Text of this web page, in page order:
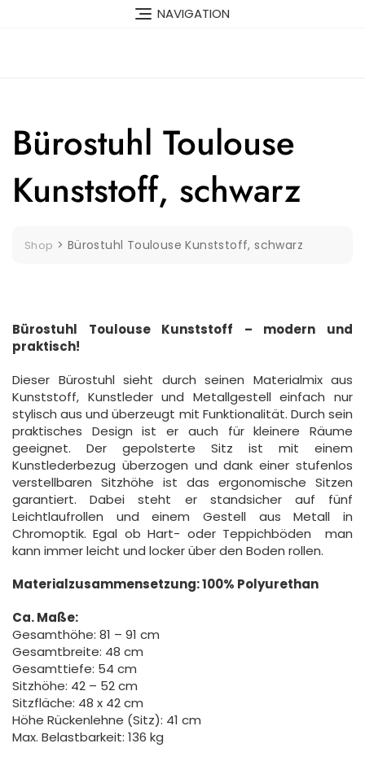
NAVIGATION
Bürostuhl Toulouse
Kunststoff, schwarz
Shop > Bürostuhl Toulouse Kunststoff, schwarz
Bürostuhl Toulouse Kunststoff – modern und
praktisch!
Dieser Bürostuhl sieht durch seinen Materialmix aus
Kunststoff, Kunstleder und Metallgestell einfach nur
stylisch aus und überzeugt mit Funktionalität. Durch sein
praktisches Design ist er auch für kleinere Räume
geeignet. Der gepolsterte Sitz ist mit einem
Kunstlederbezug überzogen und dank einer stufenlos
verstellbaren Sitzhöhe ist das ergonomische Sitzen
garantiert. Dabei steht er standsicher auf fünf
Leichtlaufrollen und einem Gestell aus Metall in
Chromoptik. Egal ob Hart- oder Teppichböden  man
kann immer leicht und locker über den Boden rollen.
Materialzusammensetzung: 100% Polyurethan
Ca. Maße:
Gesamthöhe: 81 – 91 cm
Gesamtbreite: 48 cm
Gesamttiefe: 54 cm
Sitzhöhe: 42 – 52 cm
Sitzfläche: 48 x 42 cm
Höhe Rückenlehne (Sitz): 41 cm
Max. Belastbarkeit: 136 kg